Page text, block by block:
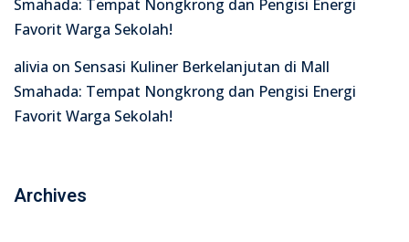
Smahada: Tempat Nongkrong dan Pengisi Energi
Favorit Warga Sekolah!
alivia on Sensasi Kuliner Berkelanjutan di Mall
Smahada: Tempat Nongkrong dan Pengisi Energi
Favorit Warga Sekolah!
Archives